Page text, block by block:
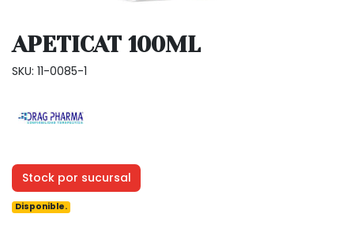
APETICAT 100ML
SKU: 11-0085-1
Stock por sucursal
Disponible.